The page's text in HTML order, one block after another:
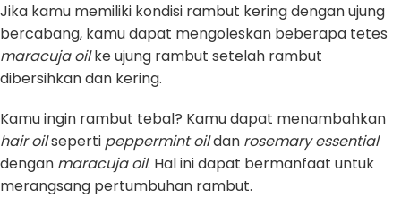
Jika kamu memiliki kondisi rambut kering dengan ujung
bercabang, kamu dapat mengoleskan beberapa tetes
maracuja oilke ujung rambut setelah rambut
dibersihkan dan kering.
Kamu ingin rambut tebal? Kamu dapat menambahkan
hair oilseperti peppermint oildan rosemary essential
dengan maracuja oil. Hal ini dapat bermanfaat untuk
merangsang pertumbuhan rambut.